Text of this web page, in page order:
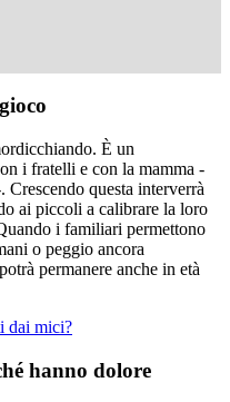
È un
i fratelli e con la mamma -
questa interverrà
ai piccoli a calibrare la loro
i familiari permettono
o peggio ancora
permanere anche in età
dai mici?
hanno dolore